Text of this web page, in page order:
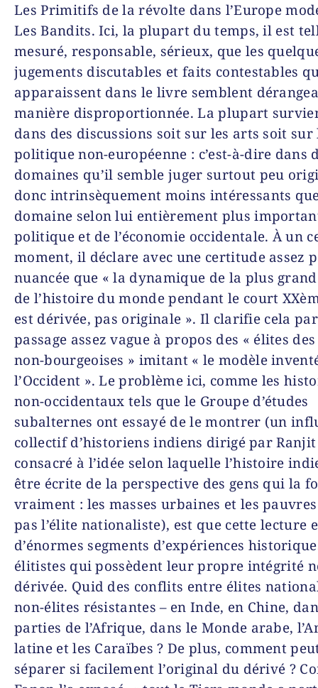
Les Primitifs de la révolte dans l’Europe
Les Bandits. Ici, la plupart du temps, il est
mesuré, responsable, sérieux, que les
jugements discutables et faits contestables
apparaissent dans le livre semblent
manière disproportionnée. La plupart
dans des discussions soit sur les arts soit sur
politique non-européenne : c’est-à-dire dans
domaines qu’il semble juger surtout peu
donc intrinsèquement moins intéressants
domaine selon lui entièrement plus
politique et de l’économie occidentale. À un
moment, il déclare avec une certitude assez
nuancée que « la dynamique de la plus
de l’histoire du monde pendant le court
est dérivée, pas originale ». Il clarifie cela
passage assez vague à propos des « élites
non-bourgeoises » imitant « le modèle
l’Occident ». Le problème ici, comme les
non-occidentaux tels que le Groupe d’études
subalternes ont essayé de le montrer (un
collectif d’historiens indiens dirigé par Ranjit
consacré à l’idée selon laquelle l’histoire
être écrite de la perspective des gens qui la
vraiment : les masses urbaines et les
pas l’élite nationaliste), est que cette lecture
d’énormes segments d’expériences
élitistes qui possèdent leur propre intégrité
dérivée. Quid des conflits entre élites
non-élites résistantes – en Inde, en Chine,
parties de l’Afrique, dans le Monde arabe,
latine et les Caraïbes ? De plus, comment
séparer si facilement l’original du dérivé ?